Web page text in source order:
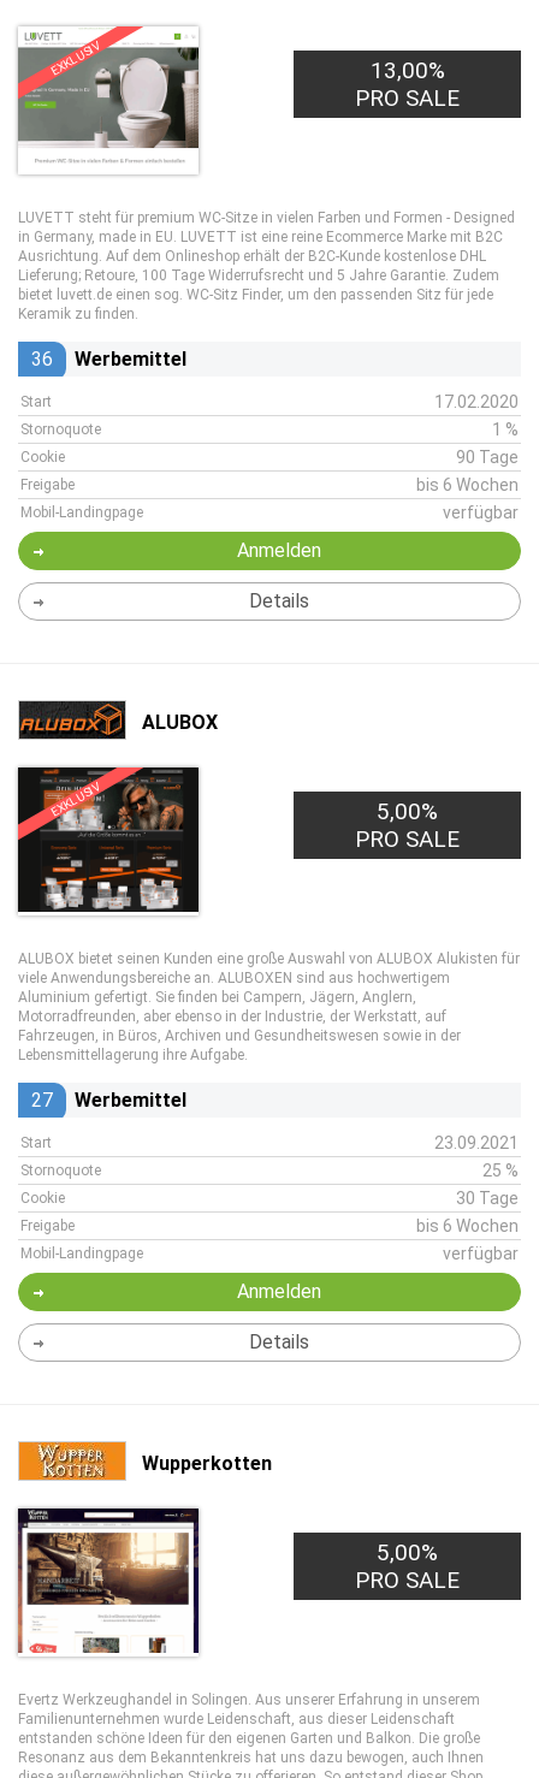
EXKLUSIV
13,00%
PRO SALE
LUVETT steht für premium WC-Sitze in vielen Farben und Formen - Designed
in Germany, made in EU. LUVETT ist eine reine Ecommerce Marke mit B2C
Ausrichtung. Auf dem Onlineshop erhält der B2C-Kunde kostenlose DHL
Lieferung; Retoure, 100 Tage Widerrufsrecht und 5 Jahre Garantie. Zudem
bietet luvett.de einen sog. WC-Sitz Finder, um den passenden Sitz für jede
Keramik zu finden.
36 Werbemittel
Start 17.02.2020
Stornoquote 1 %
Cookie 90 Tage
Freigabe bis 6 Wochen
Mobil-Landingpage verfügbar
Anmelden
Details
ALUBOX
EXKLUSIV
5,00%
PRO SALE
ALUBOX bietet seinen Kunden eine große Auswahl von ALUBOX Alukisten für
viele Anwendungsbereiche an. ALUBOXEN sind aus hochwertigem
Aluminium gefertigt. Sie finden bei Campern, Jägern, Anglern,
Motorradfreunden, aber ebenso in der Industrie, der Werkstatt, auf
Fahrzeugen, in Büros, Archiven und Gesundheitswesen sowie in der
Lebensmittellagerung ihre Aufgabe.
27 Werbemittel
Start 23.09.2021
Stornoquote 25 %
Cookie 30 Tage
Freigabe bis 6 Wochen
Mobil-Landingpage verfügbar
Anmelden
Details
Wupperkotten
5,00%
PRO SALE
Evertz Werkzeughandel in Solingen. Aus unserer Erfahrung in unserem
Familienunternehmen wurde Leidenschaft, aus dieser Leidenschaft
entstanden schöne Ideen für den eigenen Garten und Balkon. Die große
Resonanz aus dem Bekanntenkreis hat uns dazu bewogen, auch Ihnen